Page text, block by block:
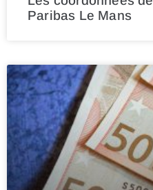
Paribas Le Mans